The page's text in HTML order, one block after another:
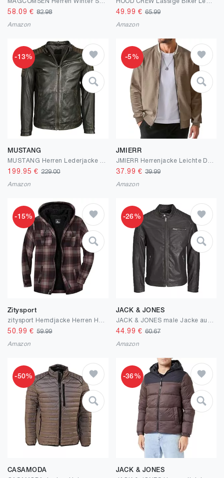
58.09 €82.98
Amazon
49.99 € 65.99
Amazon
-13%
MUSTANG
199.95 €229.00
Amazon
-5%
JMIERR
37.99 € 39.99
Amazon
-15%
Zitysport
50.99 €59.99
Amazon
-26%
JACK & JONES
44.99 € 60.67
Amazon
-50%
CASAMODA
-36%
JACK & JONES